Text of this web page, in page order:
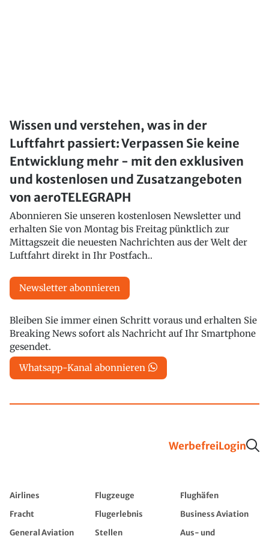
Wissen und verstehen, was in der
Luftfahrt passiert: Verpassen Sie keine
Entwicklung mehr - mit den exklusiven
und kostenlosen und Zusatzangeboten
von aeroTELEGRAPH
Abonnieren Sie unseren kostenlosen Newsletter und
erhalten Sie von Montag bis Freitag pünktlich zur
Mittagszeit die neuesten Nachrichten aus der Welt der
Luftfahrt direkt in Ihr Postfach..
Newsletter abonnieren
Bleiben Sie immer einen Schritt voraus und erhalten Sie
Breaking News sofort als Nachricht auf Ihr Smartphone
gesendet.
Whatsapp-Kanal abonnieren
WerbefreiLogin
Airlines Flugzeuge
Flughäfen
Fracht
Flugerlebnis
Business Aviation
General Aviation
Stellen
Aus- und